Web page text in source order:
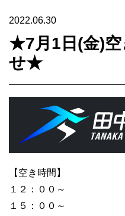
2022.06.30
★7月1日(金)空
せ★
【空き時間】
１２：００～
１５：００～